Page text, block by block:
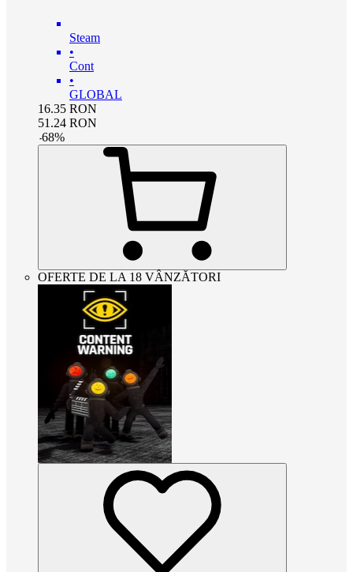
Steam
•
Cont
•
GLOBAL
16.35 RON
51.24 RON
-68%
OFERTE DE LA 18 VÂNZĂTORI